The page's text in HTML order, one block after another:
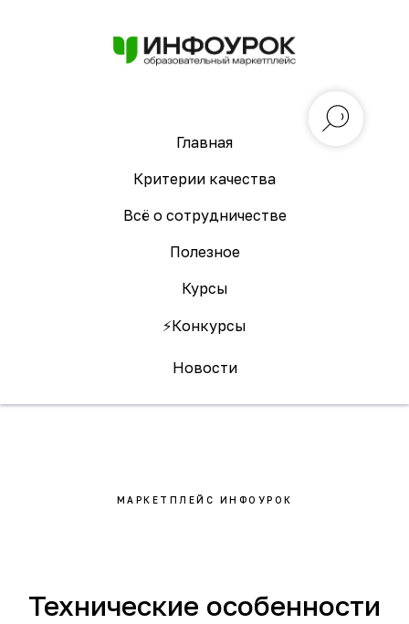
Главная
Критерии качества
Всё о сотрудничестве
Полезное
Курсы
⚡️Конкурсы
Новости
МАРКЕТПЛЕЙС ИНФОУРОК
Технические особенности